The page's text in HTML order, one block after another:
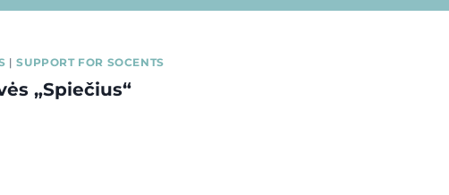
|SUPPORT FOR SOCENTS
„Spiečius“